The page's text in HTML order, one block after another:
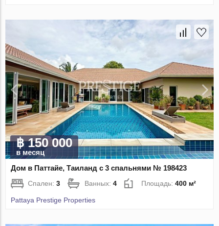
฿ 150 000
в месяц
Дом в Паттайе, Таиланд с 3 спальнями № 198423
Спален:3 Ванных:4 Площадь:400 м²
Pattaya Prestige Properties